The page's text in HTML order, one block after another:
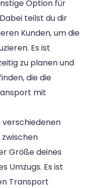
Option für
teilst du dir
Kunden, um die
Es ist
zu planen und
die die
mit
verschiedenen
Größe deines
Umzugs. Es ist
Transport